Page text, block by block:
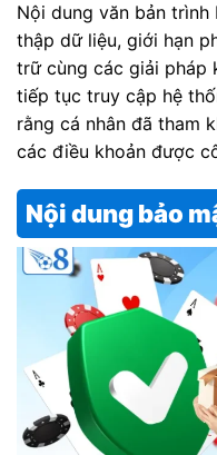
Nội dung văn bản
thập dữ liệu, giới hạn
trữ cùng các giải pháp
tiếp tục truy cập hệ
rằng cá nhân đã tham
các điều khoản được
Nội dung bảo